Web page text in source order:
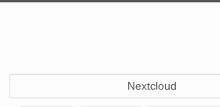
Nextcloud